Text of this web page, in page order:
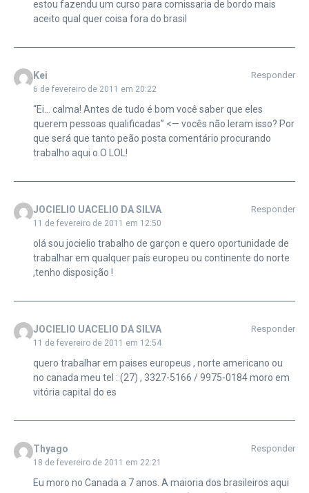
estou fazendu um curso para comissaria de bordo mais
aceito qual quer coisa fora do brasil
Kei
6 de fevereiro de 2011 em 20:22
Responder
“Ei… calma! Antes de tudo é bom você saber que eles
querem pessoas qualificadas” <— vocês não leram isso? Por
que será que tanto peão posta comentário procurando
trabalho aqui o.O LOL!
JOCIELIO UACELIO DA SILVA
11 de fevereiro de 2011 em 12:50
Responder
olá sou jocielio trabalho de garçon e quero oportunidade de
trabalhar em qualquer país europeu ou continente do norte
,tenho disposição !
JOCIELIO UACELIO DA SILVA
11 de fevereiro de 2011 em 12:54
Responder
quero trabalhar em paises europeus , norte americano ou
no canada meu tel : (27) , 3327-5166 / 9975-0184 moro em
vitória capital do es
Thyago
18 de fevereiro de 2011 em 22:21
Responder
Eu moro no Canada a 7 anos. A maioria dos brasileiros aqui